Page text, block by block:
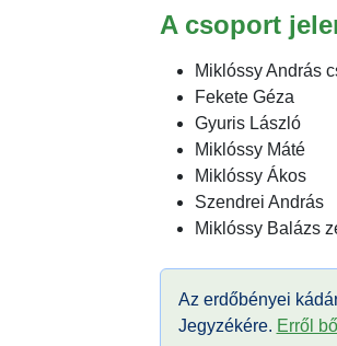
A csoport
Miklóssy András
Fekete Géza
Gyuris László
Miklóssy Máté
Miklóssy Ákos
Szendrei András
Miklóssy Balázs
Az erdőbényei
Jegyzékére. Erről